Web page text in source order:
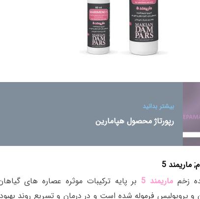
بیشتر بدانید
رپورتاژ محصول هپامارین
;ماریمند 5
زخم ماریمند 5
بر پایه ترکیبات موثره عصاره های گیاهان
و پروپولیس فرموله شده است و در درمان و تسریع روند